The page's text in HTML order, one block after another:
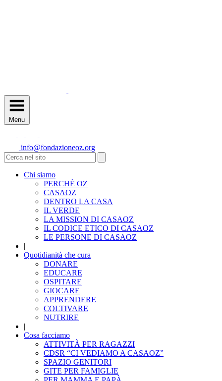
Menu
info@fondazioneoz.org
Chi siamo
PERCHÈ OZ
CASAOZ
DENTRO LA CASA
IL VERDE
LA MISSION DI CASAOZ
IL CODICE ETICO DI CASAOZ
LE PERSONE DI CASAOZ
|
Quotidianità che cura
DONARE
EDUCARE
OSPITARE
GIOCARE
APPRENDERE
COLTIVARE
NUTRIRE
|
Cosa facciamo
ATTIVITÀ PER RAGAZZI
CDSR “CI VEDIAMO A CASAOZ”
SPAZIO GENITORI
GITE PER FAMIGLIE